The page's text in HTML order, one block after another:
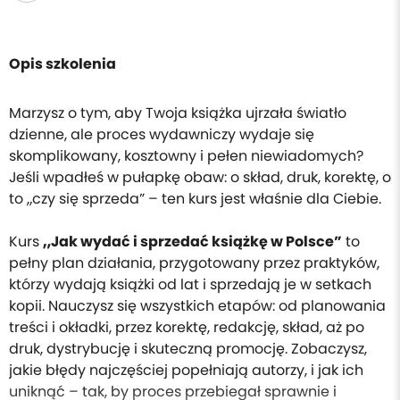
Opis szkolenia
Marzysz o tym, aby Twoja książka ujrzała światło
dzienne, ale proces wydawniczy wydaje się
skomplikowany, kosztowny i pełen niewiadomych?
Jeśli wpadłeś w pułapkę obaw: o skład, druk, korektę, o
to „czy się sprzeda” – ten kurs jest właśnie dla Ciebie.
Kurs„Jak wydać i sprzedać książkę w Polsce” to
pełny plan działania, przygotowany przez praktyków,
którzy wydają książki od lat i sprzedają je w setkach
kopii. Nauczysz się wszystkich etapów: od planowania
treści i okładki, przez korektę, redakcję, skład, aż po
druk, dystrybucję i skuteczną promocję. Zobaczysz,
jakie błędy najczęściej popełniają autorzy, i jak ich
uniknąć – tak, by proces przebiegał sprawnie i